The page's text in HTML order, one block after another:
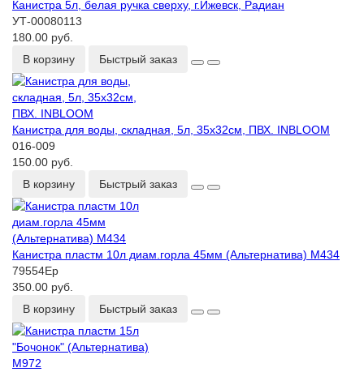
Канистра 5л, белая ручка сверху, г.Ижевск, Радиан
УТ-00080113
180.00 руб.
В корзину
Быстрый заказ
Канистра для воды, складная, 5л, 35х32см, ПВХ. INBLOOM
016-009
150.00 руб.
В корзину
Быстрый заказ
Канистра пластм 10л диам.горла 45мм (Альтернатива) М434
79554Ер
350.00 руб.
В корзину
Быстрый заказ